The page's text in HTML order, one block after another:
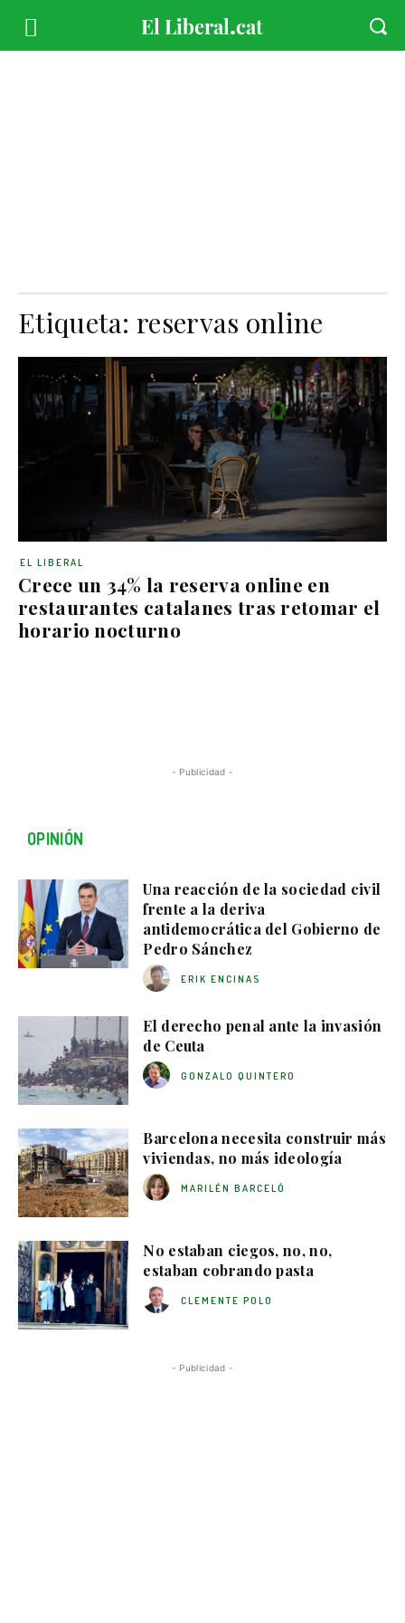
Etiqueta:reservas online
Crece un 34% la reserva online en
restaurantes catalanes tras retomar el
horario nocturno
EL LIBERAL
- Publicidad -
OPINIÓN
Una reacción de la sociedad civil
frente a la deriva
antidemocrática del Gobierno de
Pedro Sánchez
ERIK ENCINAS
El derecho penal ante la invasión
de Ceuta
GONZALO QUINTERO
Barcelona necesita construir más
viviendas, no más ideología
MARILÉN BARCELÓ
No estaban ciegos, no, no,
estaban cobrando pasta
CLEMENTE POLO
- Publicidad -